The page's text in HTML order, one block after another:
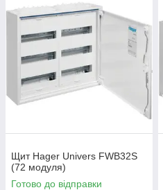
Щит Hager Univers FWB32S
(72 модуля)
Готово до відправки